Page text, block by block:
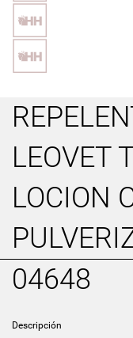
LEOVET
LOCION
04648
Descripción